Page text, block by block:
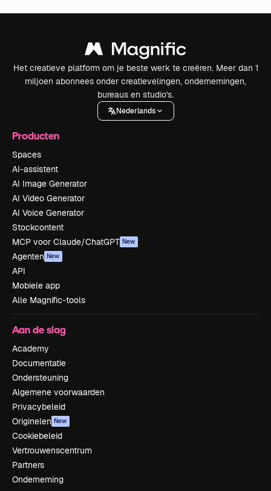
Het creatieve platform om je beste werk te creëren. Meer dan 1
miljoen abonnees onder creatievelingen, ondernemingen,
bureaus en studio's.
Nederlands
Producten
Spaces
AI-assistent
AI Image Generator
AI Video Generator
AI Voice Generator
Stockcontent
MCP voor Claude/ChatGPT New
Agenten New
API
Mobiele app
Alle Magnific-tools
Aan de slag
Academy
Documentatie
Ondersteuning
Algemene voorwaarden
Privacybeleid
Originelen New
Cookiebeleid
Vertrouwenscentrum
Partners
Onderneming